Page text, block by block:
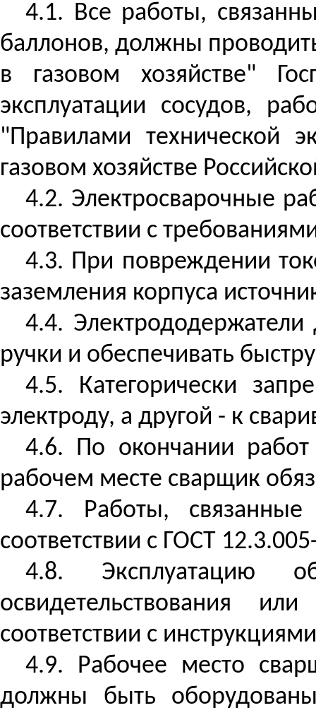
4.1. Все работы,
баллонов, должны
в газовом хозяйстве"
эксплуатации сосудов,
"Правилами технической
газовом хозяйстве
4.2. Электросварочные
соответствии с
4.3. При повреждении
заземления корпуса
4.4.
ручки и обеспечивать
4.5. Категорически
электроду, а другой - к
4.6. По окончании работ
рабочем месте сварщик
4.7. Работы,
соответствии с ГОСТ
4.8. Эксплуатацию
освидетельствования
соответствии с
4.9. Рабочее место
должны быть